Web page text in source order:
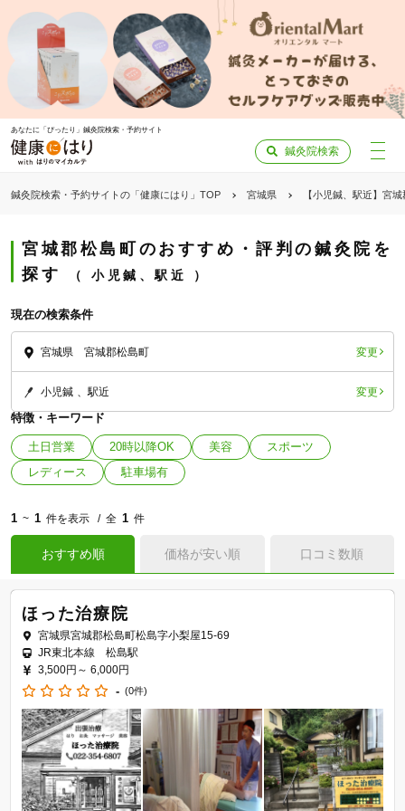
あなたに「ぴったり」鍼灸院検索・予約サイト
鍼灸院検索
鍼灸院検索・予約サイトの「健康にはり」TOP 宮城県 【小児鍼、駅近】宮
宮城郡松島町のおすすめ・評判の鍼灸院を
探す
小児鍼、駅近
現在の検索条件
宮城県 宮城郡松島町 変更
小児鍼 駅近 変更
特徴・キーワード
土日営業 20時以降OK 美容
スポーツ
レディース
駐車場有
1 ~ 1 件を表示 全 1 件
おすすめ順 価格が安い順 口コミ数順
ほった治療院
宮城県宮城郡松島町松島字小梨屋15-69
JR東北本線 松島駅
3,500円～ 6,000円
- (0件)
「健康にはりを見た」